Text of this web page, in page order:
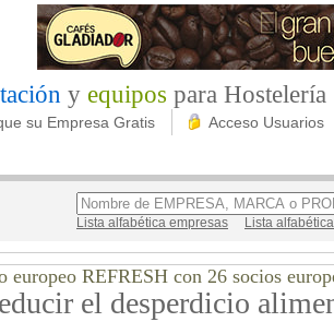
y equipos para Hostelería
su Empresa Gratis
Acceso Usuarios
Lista alfabética empresas
Lista
REFRESH con 26 socios
el desperdicio